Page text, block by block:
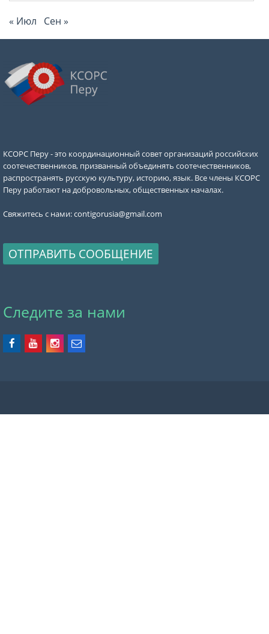
« Июл Сен »
КСОРС Перу - это координационный совет организаций российских
соотечественников, призванный объединять соотечественников,
распространять русскую культуру, историю, язык. Все члены КСОРС
Перу работают на добровольных, общественных началах.
Свяжитесь с нами:contigorusia@gmail.com
ОТПРАВИТЬ СООБЩЕНИЕ
Следите за нами